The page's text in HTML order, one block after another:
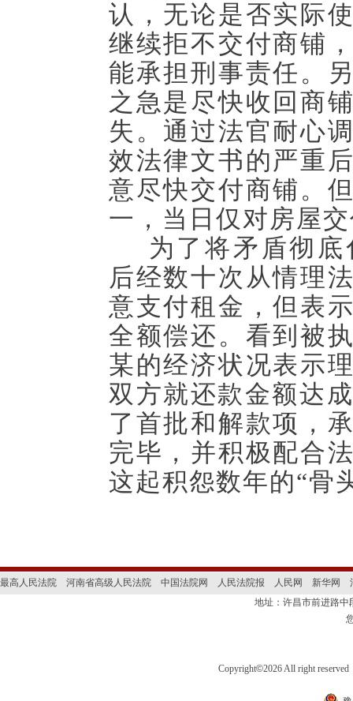
认，无论是否实际
继续拒不交付商铺
能承担刑事责任。
之急是尽快收回商
失。通过法官耐心
效法律文书的严重
意尽快交付商铺。
一，当日仅对房屋
为了将矛盾彻
后经数十次从情理
意支付租金，但表
全额偿还。看到被
某的经济状况表示
双方就还款金额达
了首批和解款项，
完毕，并积极配合
这起积怨数年的“骨
最高人民法院 河南省高级人民法院 中国法院网 人民法院报 人民网 新华网
地址：许昌市前进路
Copyright©2026 All right